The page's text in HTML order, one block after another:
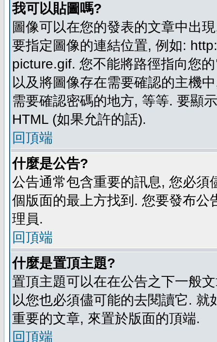
我可以貼圖嗎?
圖像可以在您的發表的文章中出
要指定圖像的連結位置, 例如:
picture.gif. 您不能將路徑指向您
以及將圖像存在需要確認的主機
需要確認密碼的地方, 等等. 要顯
HTML (如果允許的話).
回頂端
什麼是公告?
公告通常包含重要的訊息, 您必
個版面的最上方找到. 您要發布
理員.
回頂端
什麼是置頂主題?
置頂主題可以在在公告之下一般
以您也必須儘可能的去閱讀它.
重要的文章, 來置於版面的頂端.
回頂端